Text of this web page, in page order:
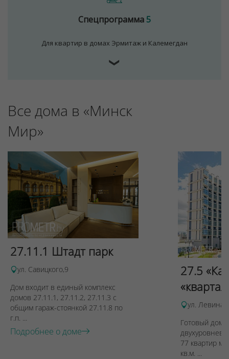
Спецпрограмма5
Для квартир в домах Эрмитаж и Калемегдан
❯
Все дома в «Минск
Мир»
27.11.1 Штадт парк
ул. Савицкого,9
Дом входит в единый комплекс
домов 27.11.1, 27.11.2, 27.11.3 с
общим гараж-стоянкой 27.11.8 по
г.п. ...
Подробнее о доме
27.5
ул. Левина,
Готовый дом
77 квартир
кв.м. ...
Для обеспечения удобства пользователей сайта
используются cookies
Отклонить